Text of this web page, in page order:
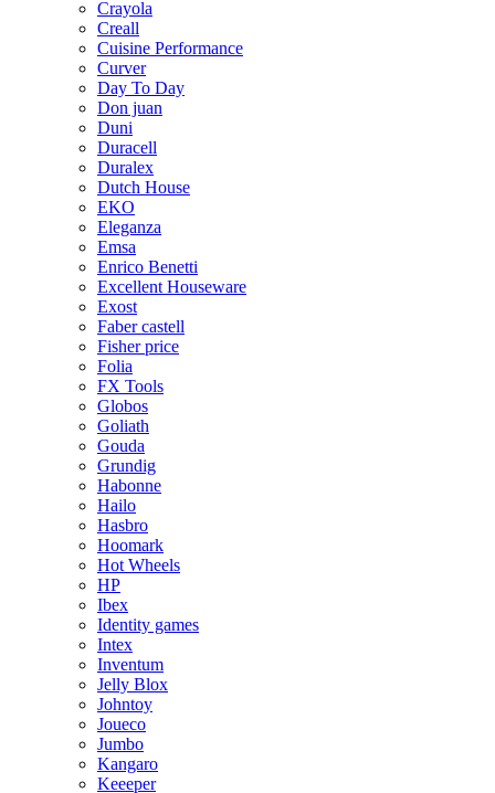
Crayola
Creall
Cuisine Performance
Curver
Day To Day
Don juan
Duni
Duracell
Duralex
Dutch House
EKO
Eleganza
Emsa
Enrico Benetti
Excellent Houseware
Exost
Faber castell
Fisher price
Folia
FX Tools
Globos
Goliath
Gouda
Grundig
Habonne
Hailo
Hasbro
Hoomark
Hot Wheels
HP
Ibex
Identity games
Intex
Inventum
Jelly Blox
Johntoy
Joueco
Jumbo
Kangaro
Keeeper